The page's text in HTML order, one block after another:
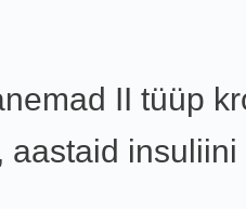
II tüüp
aastaid insuliini